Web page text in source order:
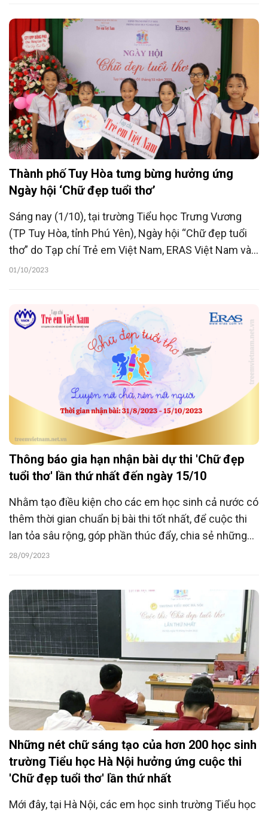
Thành phố Tuy Hòa tưng bừng hưởng ứng
Ngày hội ‘Chữ đẹp tuổi thơ’
Sáng nay (1/10), tại trường Tiểu học Trưng Vương
(TP Tuy Hòa, tỉnh Phú Yên), Ngày hội “Chữ đẹp tuổi
thơ” do Tạp chí Trẻ em Việt Nam, ERAS Việt Nam và
Phòng GD-ĐT thành phố Tuy Hoà phối hợp tổ chức
thành phố.
01/10/2023
Thông báo gia hạn nhận bài dự thi 'Chữ đẹp
tuổi thơ' lần thứ nhất đến ngày 15/10
Nhằm tạo điều kiện cho các em học sinh cả nước có
thêm thời gian chuẩn bị bài thi tốt nhất, để cuộc thi
lan tỏa sâu rộng, góp phần thúc đẩy, chia sẻ những
giá trị tốt đẹp từ nét chữ tuổi thơ, Ban Tổ chức cuộc
28/09/2023
Những nét chữ sáng tạo của hơn 200 học sinh
trường Tiểu học Hà Nội hưởng ứng cuộc thi
'Chữ đẹp tuổi thơ' lần thứ nhất
Mới đây, tại Hà Nội, các em học sinh trường Tiểu học